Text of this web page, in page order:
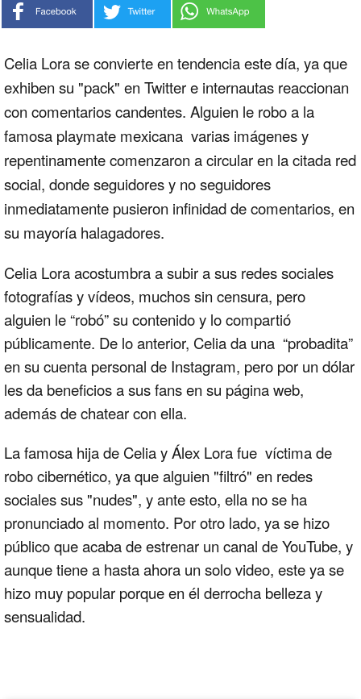
Celia Lora se convierte en tendencia este día, ya que
exhiben su "pack" en Twitter e internautas reaccionan
con comentarios candentes. Alguien le robo a la
famosa playmate mexicana varias imágenes y
repentinamente comenzaron a circular en la citada red
social, donde seguidores y no seguidores
inmediatamente pusieron infinidad de comentarios, en
su mayoría halagadores.
Celia Lora acostumbra a subir a sus redes sociales
fotografías y vídeos, muchos sin censura, pero
alguien le “robó” su contenido y lo compartió
públicamente. De lo anterior, Celia da una “probadita”
en su cuenta personal de Instagram, pero por un dólar
les da beneficios a sus fans en su página web,
además de chatear con ella.
La famosa hija de Celia y Álex Lora fue víctima de
robo cibernético, ya que alguien "filtró" en redes
sociales sus "nudes", y ante esto, ella no se ha
pronunciado al momento. Por otro lado, ya se hizo
público que acaba de estrenar un canal de YouTube, y
aunque tiene a hasta ahora un solo video, este ya se
hizo muy popular porque en él derrocha belleza y
sensualidad.